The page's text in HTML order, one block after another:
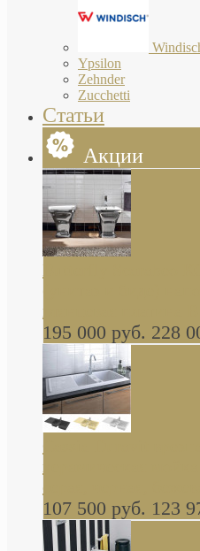
Ypsilon
Zehnder
Zucchetti
Статьи
Акции
Butterfly Scarabeo
глянцевая
195 000 руб. 228
керамическая
серая, черная,
107 500 руб. 123